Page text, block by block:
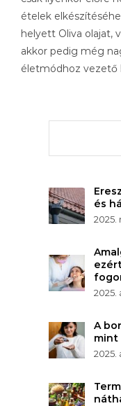
ételek
helyett Oliva olajat,
akkor pedig még
életmódhoz vezető
és
2025.
2025.
A
mint
2025.